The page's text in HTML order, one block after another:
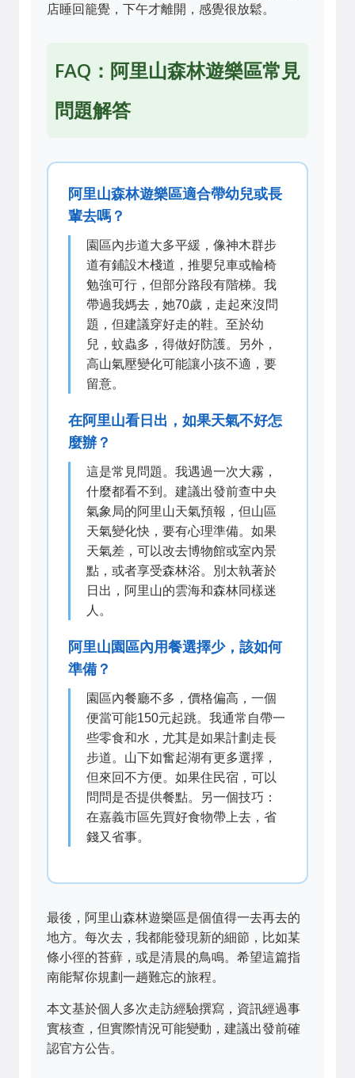
店睡回籠覺，下午才離開，感覺很放鬆。
FAQ：阿里山森林遊樂區常見
問題解答
阿里山森林遊樂區適合帶幼兒或長
輩去嗎？
園區內步道大多平緩，像神木群步
道有鋪設木棧道，推嬰兒車或輪椅
勉強可行，但部分路段有階梯。我
帶過我媽去，她70歲，走起來沒問
題，但建議穿好走的鞋。至於幼
兒，蚊蟲多，得做好防護。另外，
高山氣壓變化可能讓小孩不適，要
留意。
在阿里山看日出，如果天氣不好怎
麼辦？
這是常見問題。我遇過一次大霧，
什麼都看不到。建議出發前查中央
氣象局的阿里山天氣預報，但山區
天氣變化快，要有心理準備。如果
天氣差，可以改去博物館或室內景
點，或者享受森林浴。別太執著於
日出，阿里山的雲海和森林同樣迷
人。
阿里山園區內用餐選擇少，該如何
準備？
園區內餐廳不多，價格偏高，一個
便當可能150元起跳。我通常自帶一
些零食和水，尤其是如果計劃走長
步道。山下如奮起湖有更多選擇，
但來回不方便。如果住民宿，可以
問問是否提供餐點。另一個技巧：
在嘉義市區先買好食物帶上去，省
錢又省事。
最後，阿里山森林遊樂區是個值得一去再去的
地方。每次去，我都能發現新的細節，比如某
條小徑的苔蘚，或是清晨的鳥鳴。希望這篇指
南能幫你規劃一趟難忘的旅程。
本文基於個人多次走訪經驗撰寫，資訊經過事
實核查，但實際情況可能變動，建議出發前確
認官方公告。